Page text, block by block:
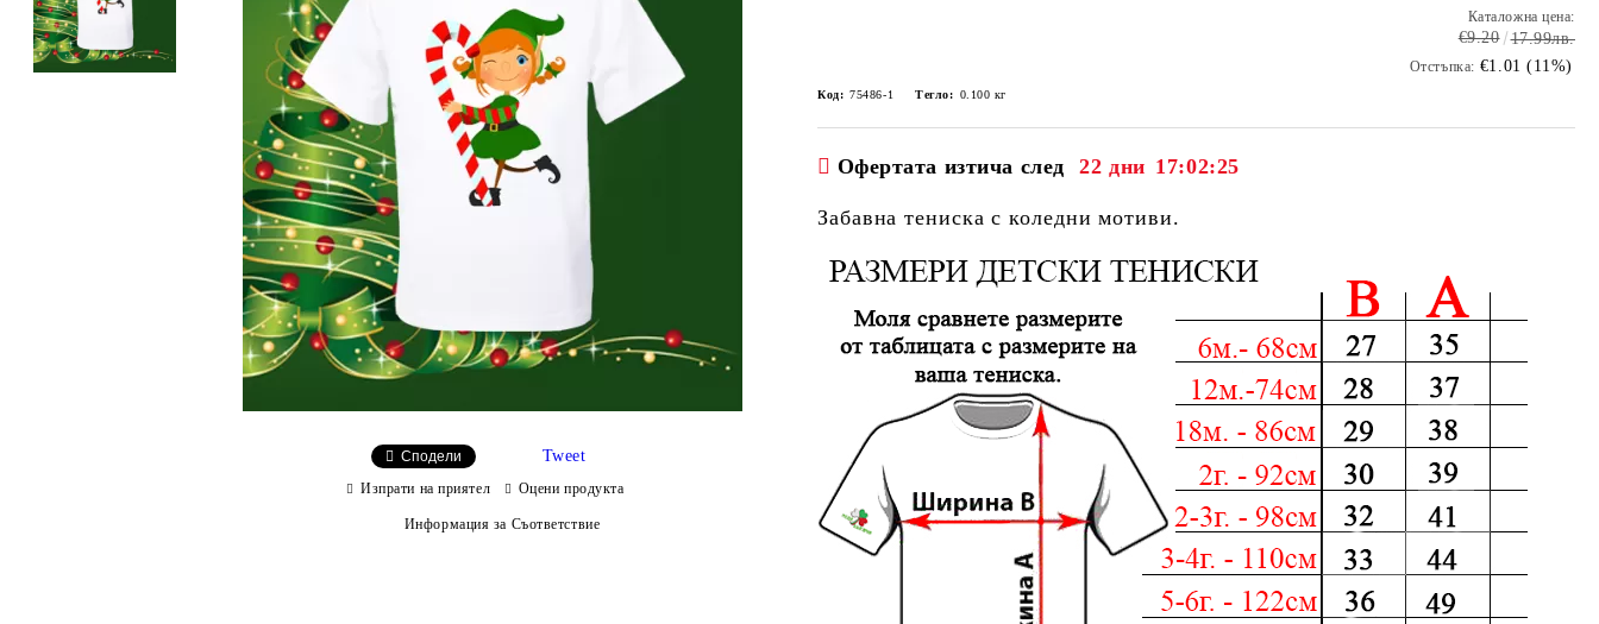
Каталожна цена:
€9.20 17.99лв.
Отстъпка: €1.01 (11%)
Код: 75486-1 Тегло: 0.100 кг
Офертата изтича след 22 дни 17:02:25
Забавна тениска с коледни мотиви.
Сподели Tweet
Изпрати на приятел Оцени продукта
Информация за Съответствие